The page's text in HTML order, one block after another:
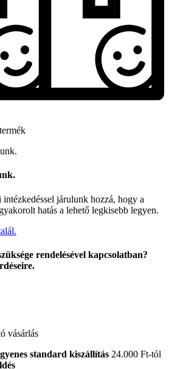
járulunk hozzá, hogy a
hatás a lehető legkisebb legyen.
rendelésével kapcsolatban?
vásárlás
standard kiszállítás 24.000 Ft-tól